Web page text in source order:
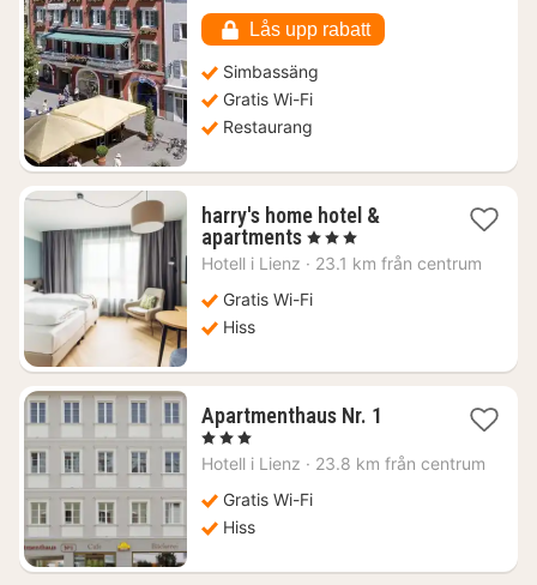
Lås upp rabatt
Simbassäng
Gratis Wi-Fi
Restaurang
harry's home hotel &
apartments1
natt
1368
, 3 Stjärnor
Hotell i Lienz · 23.1 km från centrum
Gratis Wi-Fi
Hiss
Apartmenthaus Nr. 1
från
, 3 Stjärnor
Hotell i Lienz · 23.8 km från centrum
Gratis Wi-Fi
Hiss